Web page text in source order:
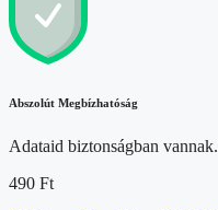
Abszolút Megbízhatóság
Adataid biztonságban vannak.
490 Ft